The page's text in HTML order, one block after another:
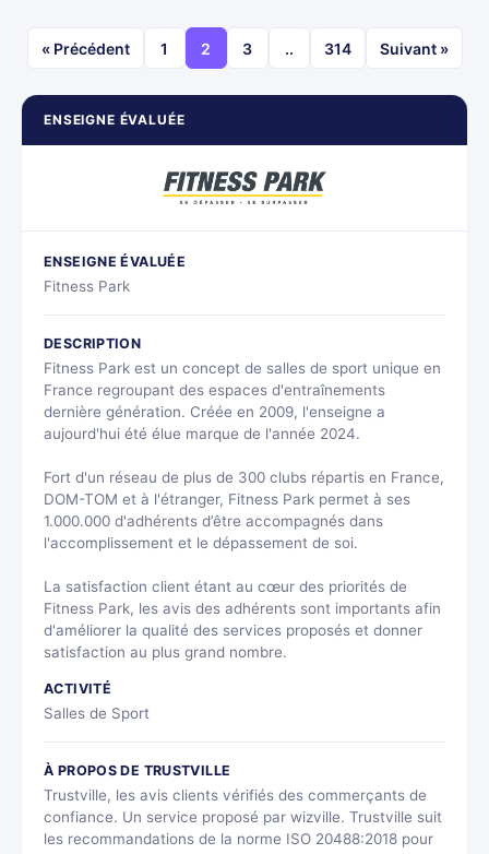
ENSEIGNE ÉVALUÉE
ENSEIGNE ÉVALUÉE
Fitness Park
DESCRIPTION
Fitness Park est un concept de salles de sport unique en
France regroupant des espaces d'entraînements
dernière génération. Créée en 2009, l'enseigne a
aujourd'hui été élue marque de l'année 2024.
Fort d'un réseau de plus de 300 clubs répartis en France,
DOM-TOM et à l'étranger, Fitness Park permet à ses
1.000.000 d'adhérents d’être accompagnés dans
l'accomplissement et le dépassement de soi.
La satisfaction client étant au cœur des priorités de
Fitness Park, les avis des adhérents sont importants afin
d'améliorer la qualité des services proposés et donner
satisfaction au plus grand nombre.
ACTIVITÉ
Salles de Sport
À PROPOS DE TRUSTVILLE
Trustville, les avis clients vérifiés des commerçants de
confiance. Un service proposé par wizville. Trustville suit
les recommandations de la norme ISO 20488:2018 pour
« Précédent 1 2 3 .. 314 Suivant »